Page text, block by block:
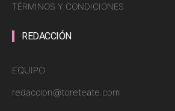
TÉRMINOS Y CONDICIONES
REDACCIÓN
EQUIPO
redaccion@toreteate.com